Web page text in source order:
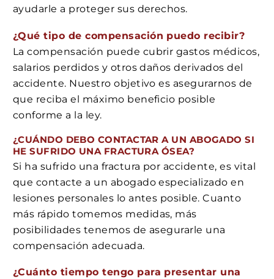
ayudarle a proteger sus derechos.
¿Qué tipo de compensación puedo recibir?
La compensación puede cubrir gastos médicos,
salarios perdidos y otros daños derivados del
accidente. Nuestro objetivo es asegurarnos de
que reciba el máximo beneficio posible
conforme a la ley.
¿CUÁNDO DEBO CONTACTAR A UN ABOGADO SI
HE SUFRIDO UNA FRACTURA ÓSEA?
Si ha sufrido una fractura por accidente, es vital
que contacte a un abogado especializado en
lesiones personales lo antes posible. Cuanto
más rápido tomemos medidas, más
posibilidades tenemos de asegurarle una
compensación adecuada.
¿Cuánto tiempo tengo para presentar una